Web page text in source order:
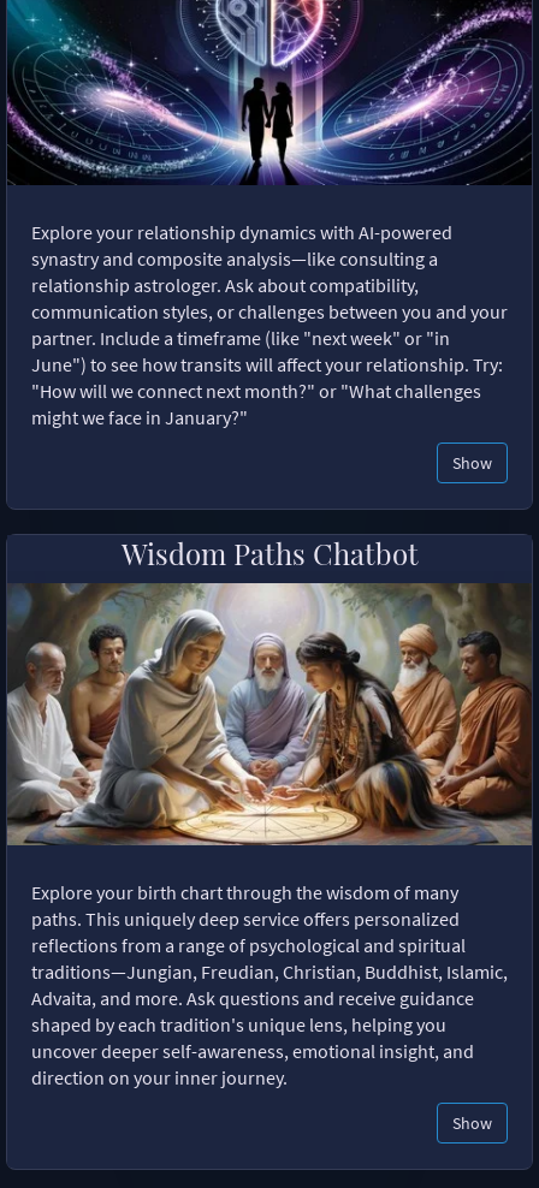
Explore your relationship dynamics with AI-powered
synastry and composite analysis—like consulting a
relationship astrologer. Ask about compatibility,
communication styles, or challenges between you and your
partner. Include a timeframe (like "next week" or "in
June") to see how transits will affect your relationship. Try:
"How will we connect next month?" or "What challenges
might we face in January?"
Show
Wisdom Paths Chatbot
Explore your birth chart through the wisdom of many
paths. This uniquely deep service offers personalized
reflections from a range of psychological and spiritual
traditions—Jungian, Freudian, Christian, Buddhist, Islamic,
Advaita, and more. Ask questions and receive guidance
shaped by each tradition's unique lens, helping you
uncover deeper self-awareness, emotional insight, and
direction on your inner journey.
Show